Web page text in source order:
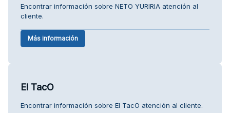
Encontrar información sobre NETO YURIRIA atención al
cliente.
Más información
El TacO
Encontrar información sobre El TacO atención al cliente.